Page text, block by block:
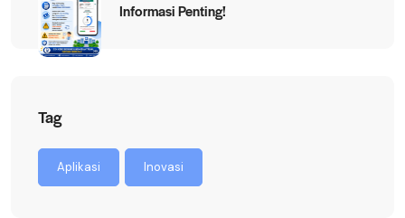
Informasi Penting!
Tag
Aplikasi Inovasi